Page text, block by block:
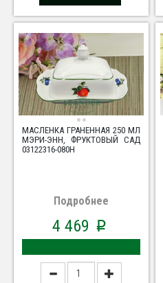
МАСЛЕНКА ГРАНЕННАЯ 250 МЛ
МЭРИ-ЭНН, ФРУКТОВЫЙ САД
03122316-080H
Подробнее
4 469 p